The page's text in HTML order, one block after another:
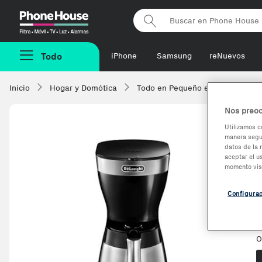
Phonehouse
Todo iPhone Samsung reNuevos
Inicio Hogar y Domótica Todo en Pequeño
Nos
Utilizamos
manera
datos de la
aceptar el
momento